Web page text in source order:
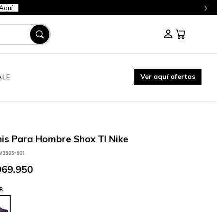
›
Ver aquí ofertas
Para Hombre Shox Tl Nike
501
.950